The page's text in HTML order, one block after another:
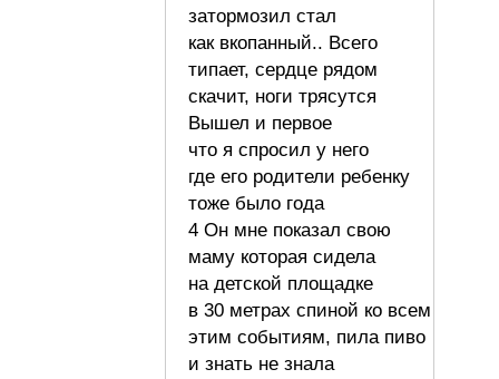
затормозил стал
как вкопанный.. Всего
типает, сердце рядом
скачит, ноги трясутся
Вышел и первое
что я спросил у него
где его родители ребенку
тоже было года
4 Он мне показал свою
маму которая сидела
на детской площадке
в 30 метрах спиной ко всем
этим событиям, пила пиво
и знать не знала